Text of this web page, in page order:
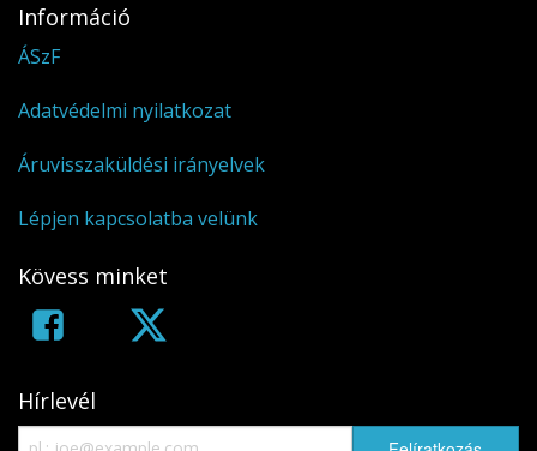
Információ
ÁSzF
Adatvédelmi nyilatkozat
Áruvisszaküldési irányelvek
Lépjen kapcsolatba velünk
Kövess minket
Hírlevél